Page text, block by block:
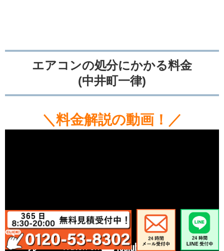
エアコンの処分にかかる料金
(中井町一律)
＼料金解説の動画！／